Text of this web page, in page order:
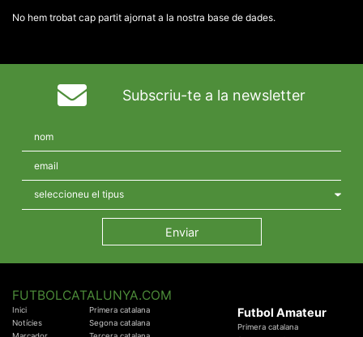
No hem trobat cap partit ajornat a la nostra base de dades.
Subscriu-te a la newsletter
FUTBOLCATALUNYA.COM
Inici
Notícies
Primera catalana
Segona catalana
Futbol Amateur
Primera catalana